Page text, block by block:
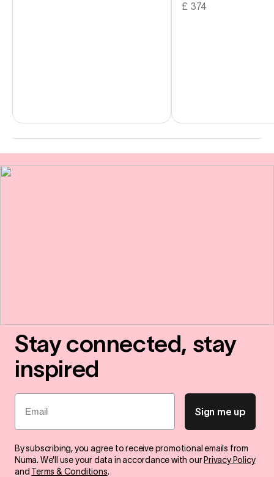
£ 374
Stay connected, stay
inspired
Email
Sign me up
By subscribing, you agree to receive promotional emails from
Numa. We'll use your data in accordance with our Privacy Policy
and Terms & Conditions.